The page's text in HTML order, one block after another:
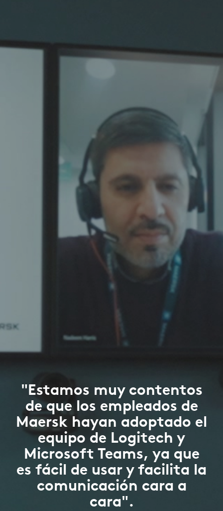
"Estamos muy contentos
de que los empleados de
Maersk hayan adoptado el
equipo de Logitech y
Microsoft Teams, ya que
es fácil de usar y facilita la
comunicación cara a
cara".